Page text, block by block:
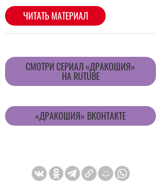
CМОТРИ СЕРИАЛ «ДРАКОШИЯ»
НА RUTUBE
«ДРАКОШИЯ» ВКОНТАКТЕ